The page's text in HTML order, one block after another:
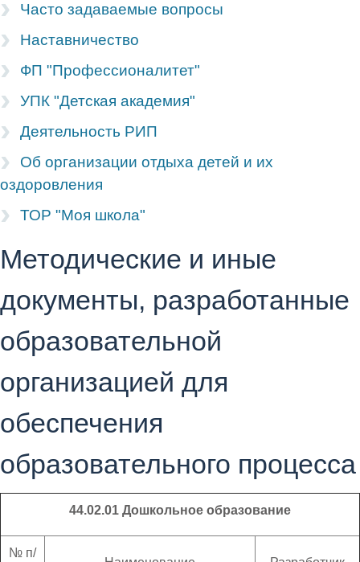
Часто задаваемые вопросы
Наставничество
ФП "Профессионалитет"
УПК "Детская академия"
Деятельность РИП
Об организации отдыха детей и их
оздоровления
ТОР "Моя школа"
Методические и иные
документы, разработанные
образовательной
организацией для
обеспечения
образовательного процесса
44.02.01 Дошкольное образование
№ п/